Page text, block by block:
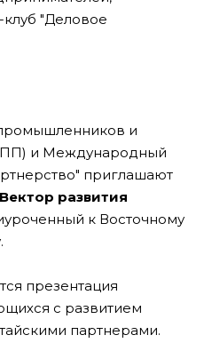
"Деловое
и
и Международный
приглашают
развития
к Восточному
презентация
с развитием
партнерами.